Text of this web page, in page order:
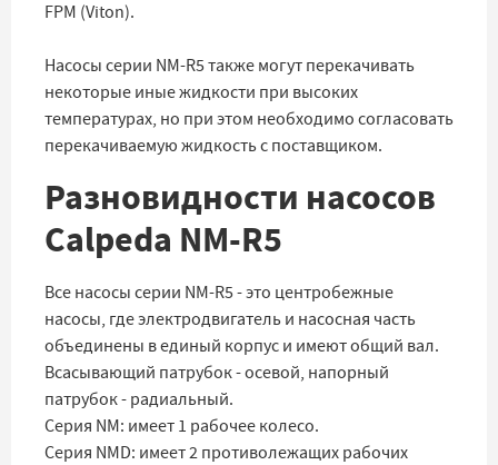
FPM (Viton).
Насосы серии NM-R5 также могут перекачивать
некоторые иные жидкости при высоких
температурах, но при этом необходимо согласовать
перекачиваемую жидкость с поставщиком.
Разновидности насосов
Calpeda NM-R5
Все насосы серии NM-R5 - это центробежные
насосы, где электродвигатель и насосная часть
объединены в единый корпус и имеют общий вал.
Всасывающий патрубок - осевой, напорный
патрубок - радиальный.
Серия NM: имеет 1 рабочее колесо.
Серия NMD: имеет 2 противолежащих рабочих